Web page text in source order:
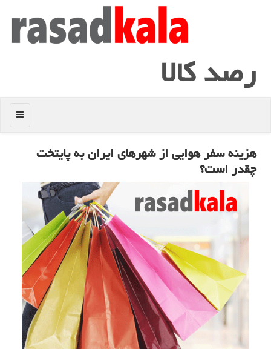
رصد كالا
منو
هزینه سفر هوایی از شهرهای ایران به پایتخت
چقدر است؟